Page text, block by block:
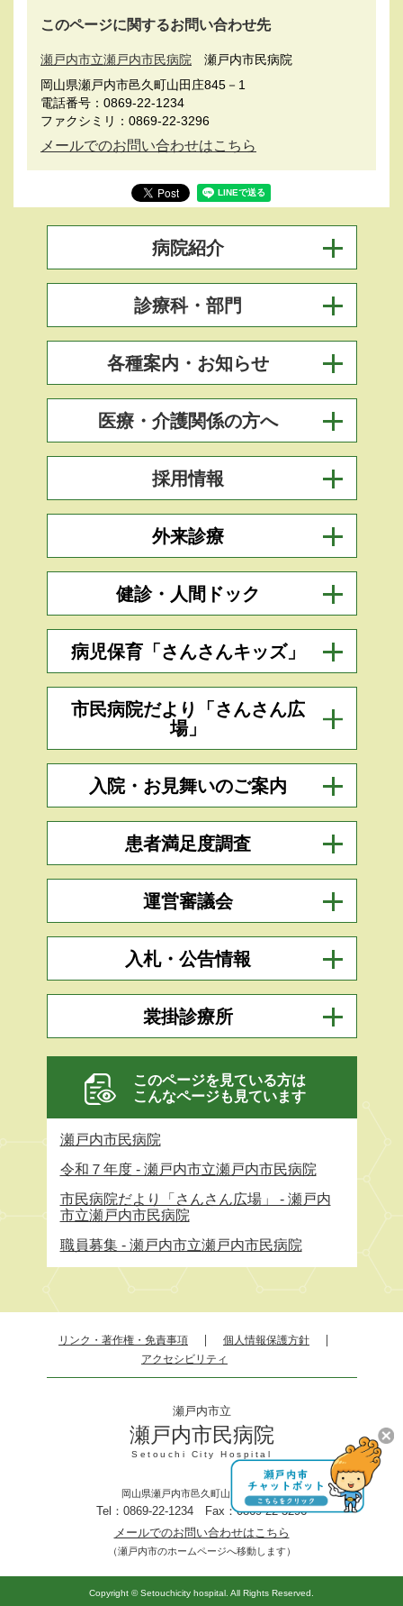
このページに関するお問い合わせ先
瀬戸内市立瀬戸内市民病院
瀬戸内市民病院
岡山県瀬戸内市邑久町山田庄845－1
電話番号：0869-22-1234
ファクシミリ：0869-22-3296
メールでのお問い合わせはこちら
病院紹介
診療科・部門
各種案内・お知らせ
医療・介護関係の方へ
採用情報
外来診療
健診・人間ドック
病児保育「さんさんキッズ」
市民病院だより「さんさん広
場」
入院・お見舞いのご案内
患者満足度調査
運営審議会
入札・公告情報
裳掛診療所
このページを見ている方は
こんなページも見ています
瀬戸内市民病院
令和７年度 - 瀬戸内市立瀬戸内市民病院
市民病院だより「さんさん広場」 - 瀬戸内
市立瀬戸内市民病院
職員募集 - 瀬戸内市立瀬戸内市民病院
リンク・著作権・免責事項
個人情報保護方針
アクセシビリティ
瀬戸内市立
瀬戸内市民病院
Setouchi City Hospital
岡山県瀬戸内市邑久町山田庄845－1
Tel：0869-22-1234 Fax：0869-22-3296
メールでのお問い合わせはこちら
（瀬戸内市のホームページへ移動します）
Copyright © Setouchicity hospital. All Rights Reserved.